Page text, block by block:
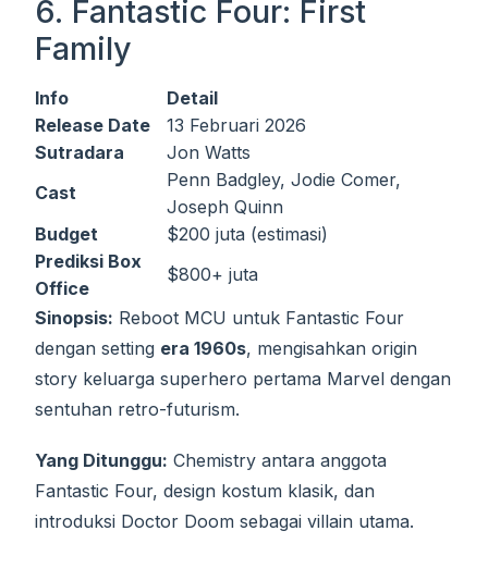
6. Fantastic Four: First
Family
Info
Detail
Release Date
13 Februari 2026
Sutradara
Jon Watts
Cast
Penn Badgley, Jodie Comer,
Joseph Quinn
Budget
$200 juta (estimasi)
Prediksi Box
Office
$800+ juta
Sinopsis: Reboot MCU untuk Fantastic Four
dengan setting era 1960s, mengisahkan origin
story keluarga superhero pertama Marvel dengan
sentuhan retro-futurism.
Yang Ditunggu: Chemistry antara anggota
Fantastic Four, design kostum klasik, dan
introduksi Doctor Doom sebagai villain utama.